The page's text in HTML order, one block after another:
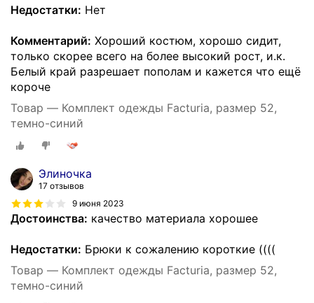
Недостатки: Нет
Комментарий: Хороший костюм, хорошо сидит,
только скорее всего на более высокий рост, и.к.
Белый край разрешает пополам и кажется что ещё
короче
Товар — Комплект одежды Facturia, размер 52,
темно-синий
Элиночка
17 отзывов
9 июня 2023
Достоинства: качество материала хорошее
Недостатки: Брюки к сожалению короткие ((((
Товар — Комплект одежды Facturia, размер 52,
темно-синий